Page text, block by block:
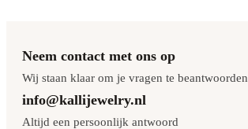
Neem contact met ons op
Wij staan klaar om je vragen te beantwoorden
info@kallijewelry.nl
Altijd een persoonlijk antwoord